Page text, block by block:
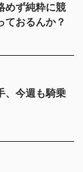
めず純粋に競
ておるんか？
、今週も騎乗